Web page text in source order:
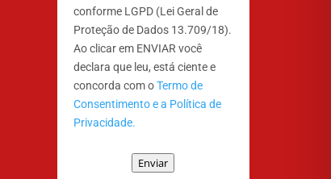
conforme LGPD (Lei Geral de
Proteção de Dados 13.709/18).
Ao clicar em ENVIAR você
declara que leu, está ciente e
concorda com oTermo de
Consentimento e a Política de
Privacidade.
Enviar